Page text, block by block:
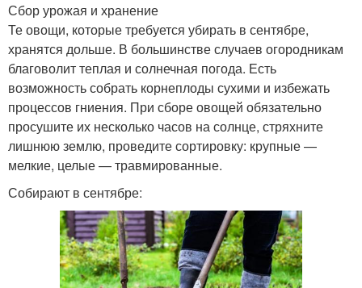
Сбор урожая и хранение
Те овощи, которые требуется убирать в сентябре,
хранятся дольше. В большинстве случаев огородникам
благоволит теплая и солнечная погода. Есть
возможность собрать корнеплоды сухими и избежать
процессов гниения. При сборе овощей обязательно
просушите их несколько часов на солнце, стряхните
лишнюю землю, проведите сортировку: крупные —
мелкие, целые — травмированные.
Собирают в сентябре: